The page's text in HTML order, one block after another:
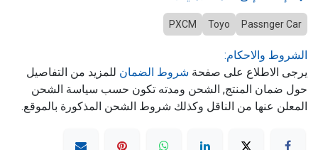
Passnger Car
Toyo
PXCM
الشروط والاحكام:
يرجى الاطلاع على صفحة شروط الضمان للمزيد من التفاصيل
حول ضمان المنتج, الشحن ومدته تكون حسب سياسة الشحن
المعلن عنها من الناقل وكذلك شروط الشحن المذكورة بالموقع.